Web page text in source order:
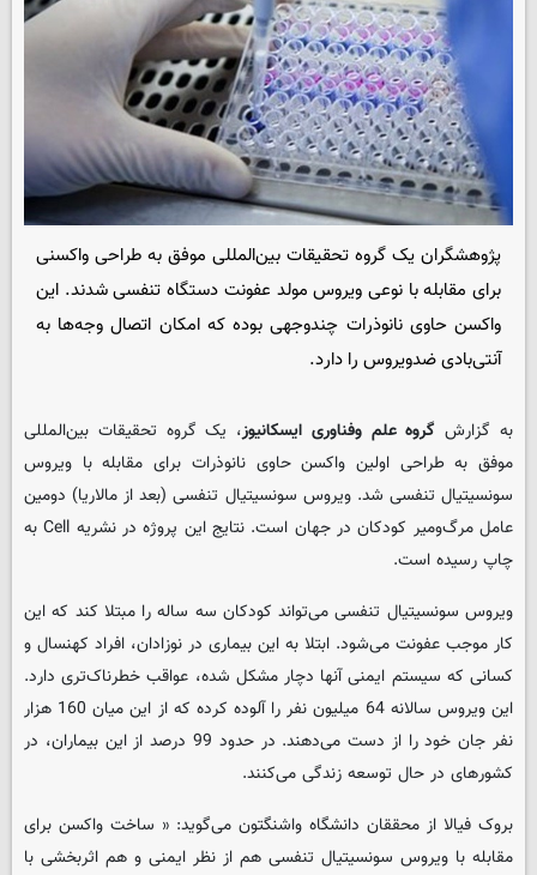
پژوهشگران یک گروه تحقیقات بین‌المللی موفق به طراحی واکسنی
برای مقابله با نوعی ویروس مولد عفونت دستگاه تنفسی شدند. این
واکسن حاوی نانوذرات چندوجهی بوده که امکان اتصال وجه‌ها به
آنتی‌بادی ضدویروس را دارد.
به گزارش گروه علم وفناوری ایسکانیوز، یک گروه تحقیقات بین‌المللی
موفق به طراحی اولین واکسن حاوی نانوذرات برای مقابله با ویروس
سونسیتیال تنفسی شد. ویروس سونسیتیال تنفسی (بعد از مالاریا) دومین
عامل مرگ‌ومیر کودکان در جهان است. نتایج این پروژه در نشریه Cell به
چاپ رسیده است.
ویروس سونسیتیال تنفسی می‌تواند کودکان سه ساله را مبتلا کند که این
کار موجب عفونت می‌شود. ابتلا به این بیماری در نوزادان، افراد کهنسال و
کسانی که سیستم ایمنی آنها دچار مشکل شده، عواقب خطرناک‌تری دارد.
این ویروس سالانه 64 میلیون نفر را آلوده کرده که از این میان 160 هزار
نفر جان خود را از دست می‌دهند. در حدود 99 درصد از این بیماران، در
کشورهای در حال توسعه زندگی می‌کنند.
بروک فیالا از محققان دانشگاه واشنگتون می‌گوید: « ساخت واکسن برای
مقابله با ویروس سونسیتیال تنفسی هم از نظر ایمنی و هم اثربخشی با